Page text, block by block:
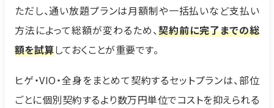
ただし、通い放題プランは月額制や一括払いなど支払い
方法によって総額が変わるため、契約前に完了までの総
額を試算しておくことが重要です。
ヒゲ・VIO・全身をまとめて契約するセットプランは、部位
ごとに個別契約するより数万円単位でコストを抑えられる